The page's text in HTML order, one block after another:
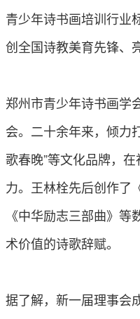
青少年诗书画培训行业
创全国诗教美育先锋、
郑州市青少年诗书画学
会。二十余年来，倾力
歌春晚”等文化品牌，
力。王林栓先后创作了
《中华励志三部曲》
术价值的诗歌辞赋。
据了解，新一届理事会